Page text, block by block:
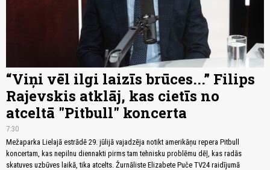
“Viņi vēl ilgi laizīs brūces...” Filips
Rajevskis atklāj, kas cietīs no
atceltā "Pitbull" koncerta
7:30
Mežaparka Lielajā estrādē 29. jūlijā vajadzēja notikt amerikāņu repera Pitbull
koncertam, kas nepilnu diennakti pirms tam tehnisku problēmu dēļ, kas radās
skatuves uzbūves laikā, tika atcelts. Žurnāliste Elizabete Puče TV24 raidījumā